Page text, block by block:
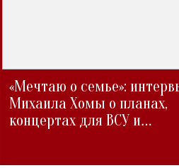
«Мечтаю о семье»:
Михаила Хомы о планах,
концертах для ВСУ и